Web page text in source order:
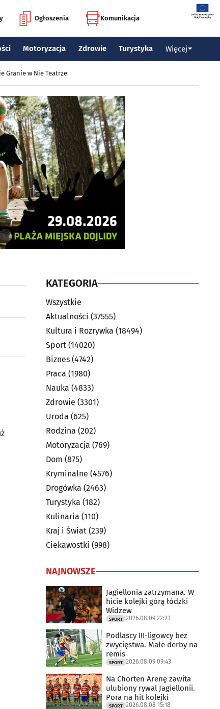
Ogłoszenia Komunikacja
Motoryzacja Zdrowie Turystyka Więcej
Granie w Nie Teatrze
KATEGORIA
Wszystkie
Aktualności (37555)
Kultura i Rozrywka (18494)
Sport (14020)
Biznes (4742)
Praca (1980)
Nauka (4833)
Zdrowie (3301)
Uroda (625)
Rodzina (202)
Motoryzacja (769)
Dom (875)
Kryminalne (4576)
Drogówka (2463)
Turystyka (182)
Kulinaria (110)
Kraj i Świat (239)
Ciekawostki (998)
NAJNOWSZE
Jagiellonia zatrzymana. W
hicie kolejki górą łódzki
Widzew
SPORT 2026.08.09 22:23
Podlascy III-ligowcy bez
zwycięstwa. Małe derby na
remis
SPORT 2026.08.09 09:43
Na Chorten Arenę zawita
ulubiony rywal Jagiellonii.
Pora na hit kolejki
SPORT 2026.08.08 15:18